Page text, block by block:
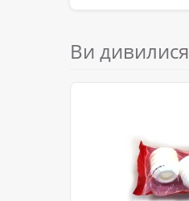
Ви дивилися